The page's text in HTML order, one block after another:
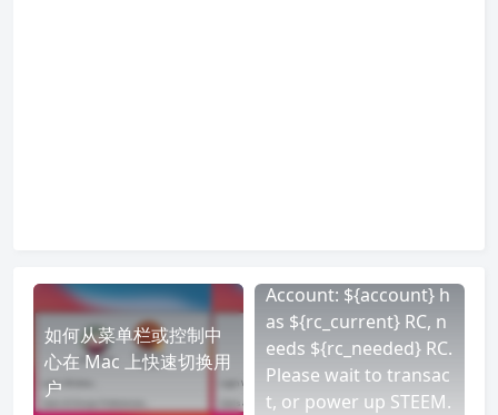
如何从菜单栏或控制中
心在 Mac 上快速切换用
户
Account: ${account} h
as ${rc_current} RC, n
eeds ${rc_needed} RC.
Please wait to transac
t, or power up STEEM.